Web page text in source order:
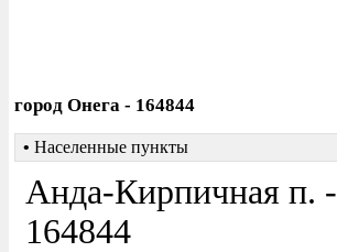
город Онега - 164844
• Населенные пункты
Анда-Кирпичная п. -
164844